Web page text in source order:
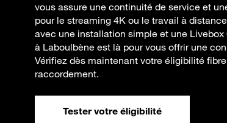
vous assure une continuité de service et
pour le streaming 4K ou le travail à
avec une installation simple et une
à Laboulbène est là pour vous offrir une
Vérifiez dès maintenant votre éligibilité
raccordement.
Tester votre éligibilité